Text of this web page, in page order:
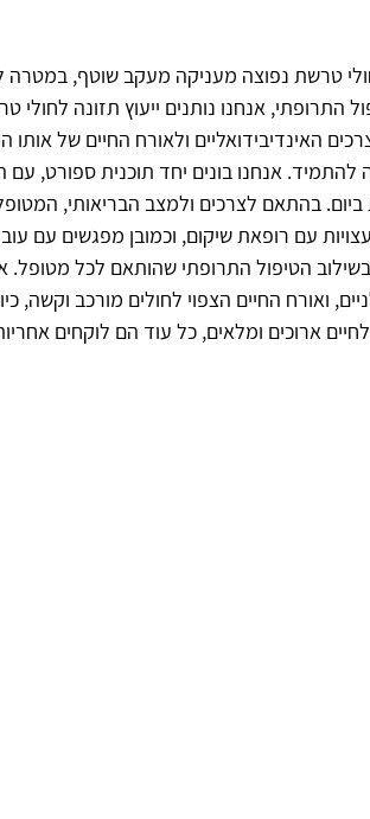
טרשת נפוצה מעניקה מעקב שוטף,
התרופתי, אנחנו נותנים ייעוץ תזונה לחולי
האינדיבידואליים ולאורח החיים של אותו
להתמיד. אנחנו בונים יחד תוכנית ספורט,
ביום. בהתאם לצרכים ולמצב הבריאותי,
עם רופאת שיקום, וכמובן מפגשים עם
בשילוב הטיפול התרופתי שהותאם לכל
ואורח החיים הצפוי לחולים מורכב וקשה,
ארוכים ומלאים, כל עוד הם לוקחים